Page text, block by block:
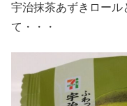
宇治抹茶あずきロール
て・・・